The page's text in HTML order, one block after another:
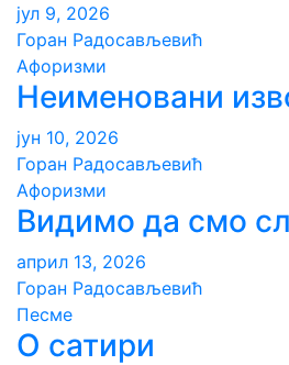
јул 9, 2026
Горан Радосављевић
Aфоризми
Неименовани
јун 10, 2026
Горан Радосављевић
Aфоризми
Видимо да смо
април 13, 2026
Горан Радосављевић
Песме
О сатири